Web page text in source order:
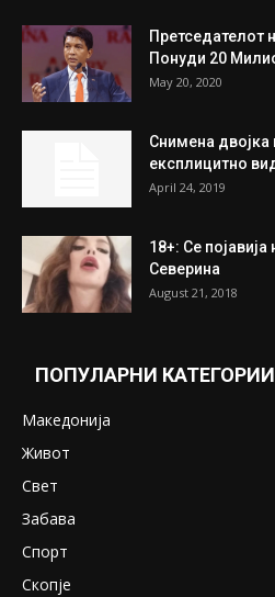
Претседателот
Понуди 20
May 20, 2020
Снимена двојка
експлицитно
April 24, 2019
18+: Се
Северина
August 21, 2018
ПОПУЛАРНИ КАТЕГОРИИ
Македонија
Живот
Свет
Забава
Спорт
Скопје